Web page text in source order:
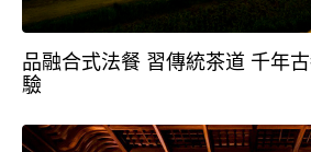
品融合式法餐 習傳統茶道 千年
驗